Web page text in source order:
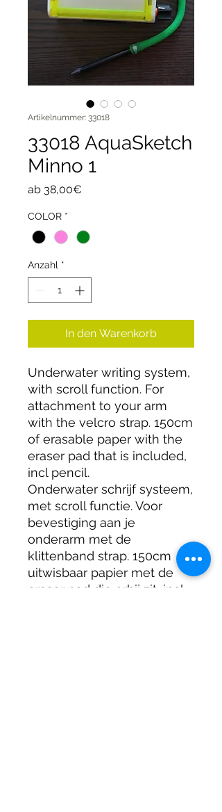
Artikelnummer: 33018
33018 AquaSketch
Minno 1
ab 38,00€
COLOR *
Anzahl *
In den Warenkorb
Underwater writing system,
with scroll function. For
attachment to your arm
with the velcro strap. 150cm
of erasable paper with the
eraser pad that is included,
incl pencil.
Onderwater schrijf systeem,
met scroll functie. Voor
bevestiging aan je
onderarm met de
klittenband strap. 150cm
uitwisbaar papier met de
eraser pad die erbij zit, incl